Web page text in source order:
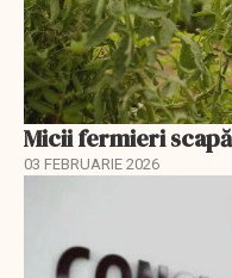
Micii fermieri
03 FEBRUARIE 2026